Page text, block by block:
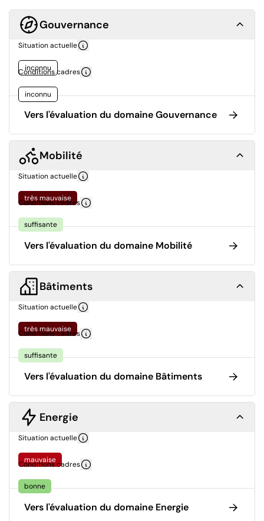
Gouvernance
Situation actuelle
inconnu
Conditions cadres
inconnu
Vers l'évaluation du domaine Gouvernance
Mobilité
Situation actuelle
très mauvaise
Conditions cadres
suffisante
Vers l'évaluation du domaine Mobilité
Bâtiments
Situation actuelle
très mauvaise
Conditions cadres
suffisante
Vers l'évaluation du domaine Bâtiments
Energie
Situation actuelle
mauvaise
Conditions cadres
bonne
Vers l'évaluation du domaine Energie